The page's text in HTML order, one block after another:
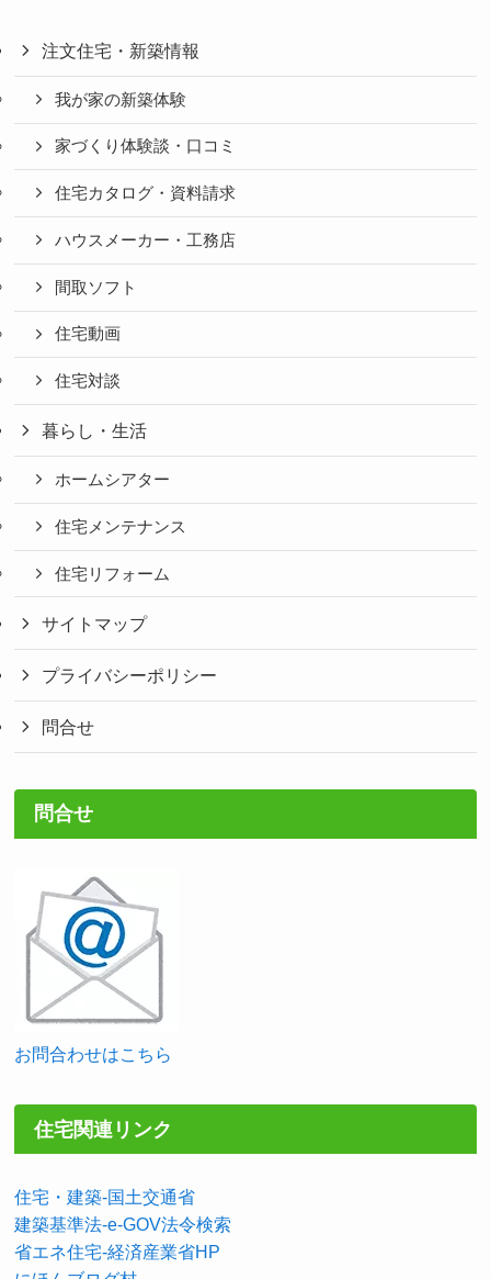
注文住宅・新築情報
我が家の新築体験
家づくり体験談・口コミ
住宅カタログ・資料請求
ハウスメーカー・工務店
間取ソフト
住宅動画
住宅対談
暮らし・生活
ホームシアター
住宅メンテナンス
住宅リフォーム
サイトマップ
プライバシーポリシー
問合せ
問合せ
お問合わせはこちら
住宅関連リンク
住宅・建築-国土交通省
建築基準法-e-GOV法令検索
省エネ住宅-経済産業省HP